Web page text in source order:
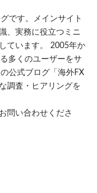
です。メインサイト
、実務に役立つミニ
ています。 2005年か
多くのユーザーをサ
公式ブログ「海外FX
調査・ヒアリングを
問い合わせくださ